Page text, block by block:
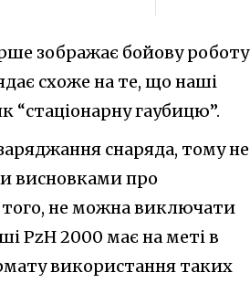
зображає бойову роботу
схоже на те, що наші
гаубицю”.
снаряда, тому не
висновками про
того, не можна виключати
PzH 2000 має на меті в
використання таких